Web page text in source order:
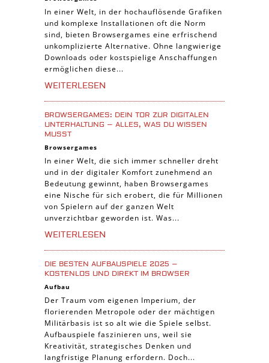
Piraten Spiele
Sport Spiele
Pferde Spiele
Simulation Spiele
Tier Spiele
Casual Spiele
Abenteuer Spiele
Online Spiele
3-Gewinnt Spiele
Trading Card Spiele
Manager Spiele
In einer Welt, in der hochauflösende Grafiken
und komplexe Installationen oft die Norm
sind, bieten Browsergames eine erfrischend
unkomplizierte Alternative. Ohne langwierige
Downloads oder kostspielige Anschaffungen
ermöglichen diese...
WEITERLESEN
BROWSERGAMES: DEIN TOR ZUR DIGITALEN
UNTERHALTUNG – ALLES, WAS DU WISSEN
MUSST
Browsergames
In einer Welt, die sich immer schneller dreht
und in der digitaler Komfort zunehmend an
Bedeutung gewinnt, haben Browsergames
eine Nische für sich erobert, die für Millionen
von Spielern auf der ganzen Welt
unverzichtbar geworden ist. Was...
WEITERLESEN
DIE BESTEN AUFBAUSPIELE 2025 –
KOSTENLOS UND DIREKT IM BROWSER
Aufbau
Der Traum vom eigenen Imperium, der
florierenden Metropole oder der mächtigen
Militärbasis ist so alt wie die Spiele selbst.
Aufbauspiele faszinieren uns, weil sie
Kreativität, strategisches Denken und
langfristige Planung erfordern. Doch...